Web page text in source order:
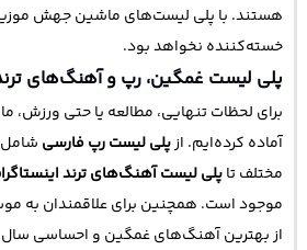
هستند. با پلی لیست‌های ماشین جهش
خسته‌کننده نخواهد بود.
پلی لیست غمگین، رپ و آهنگ‌های
برای لحظات تنهایی، مطالعه یا حتی
آماده کرده‌ایم. ازپلی لیست رپ فارسی شامل
مختلف تاپلی لیست آهنگ‌های ترند
موجود است. همچنین برای علاقمندان به
از بهترین آهنگ‌های غمگین و احساسی سال